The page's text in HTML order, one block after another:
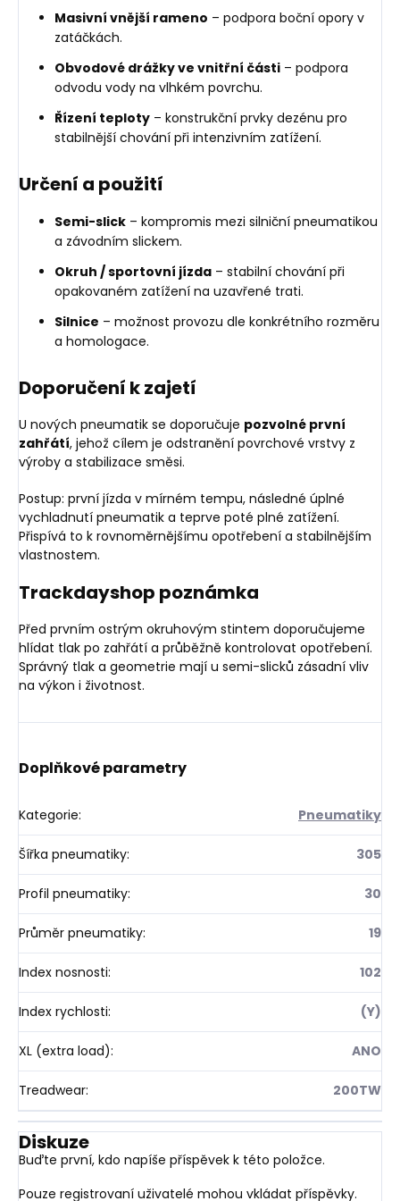
Masivní vnější rameno – podpora boční opory v
zatáčkách.
Obvodové drážky ve vnitřní části – podpora
odvodu vody na vlhkém povrchu.
Řízení teploty – konstrukční prvky dezénu pro
stabilnější chování při intenzivním zatížení.
Určení a použití
Semi-slick – kompromis mezi silniční pneumatikou
a závodním slickem.
Okruh / sportovní jízda – stabilní chování při
opakovaném zatížení na uzavřené trati.
Silnice – možnost provozu dle konkrétního rozměru
a homologace.
Doporučení k zajetí
U nových pneumatik se doporučuje pozvolné první
zahřátí, jehož cílem je odstranění povrchové vrstvy z
výroby a stabilizace směsi.
Postup: první jízda v mírném tempu, následné úplné
vychladnutí pneumatik a teprve poté plné zatížení.
Přispívá to k rovnoměrnějšímu opotřebení a stabilnějším
vlastnostem.
Trackdayshop poznámka
Před prvním ostrým okruhovým stintem doporučujeme
hlídat tlak po zahřátí a průběžně kontrolovat opotřebení.
Správný tlak a geometrie mají u semi-slicků zásadní vliv
na výkon i životnost.
Doplňkové parametry
Kategorie: Pneumatiky
Šířka pneumatiky: 305
Profil pneumatiky: 30
Průměr pneumatiky: 19
Index nosnosti: 102
Index rychlosti: (Y)
XL (extra load): ANO
Treadwear: 200TW
Diskuze
Buďte první, kdo napíše příspěvek k této položce.
Pouze registrovaní uživatelé mohou vkládat příspěvky.